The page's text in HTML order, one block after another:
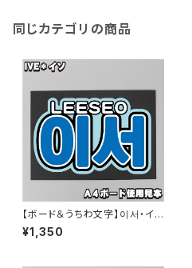
同じカテゴリの商品
【ボード＆うちわ文字】이서・イソ
①A4 即納 【IVE】
¥1,350